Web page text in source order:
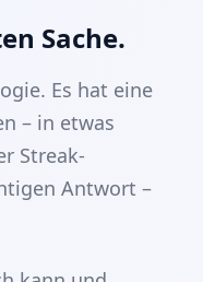
Sache.
Es hat eine
– in etwas
Streak-
Antwort –